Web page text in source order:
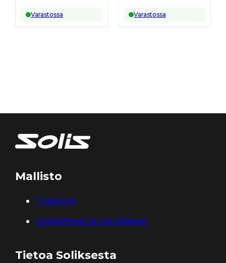
Varastossa Varastossa
Mallisto
Traktorit
Lisälaitteet ja tarvikkeet
Tietoa Soliksesta